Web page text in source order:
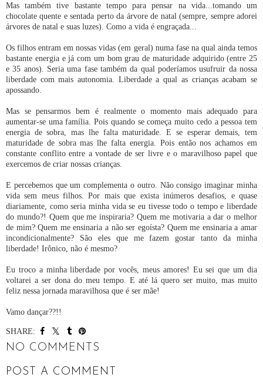
Mas também tive bastante tempo para pensar na vida...tomando um
chocolate quente e sentada perto da árvore de natal (sempre, sempre adorei
árvores de natal e suas luzes). Como a vida é engraçada...
Os filhos entram em nossas vidas (em geral) numa fase na qual ainda temos
bastante energia e já com um bom grau de maturidade adquirido (entre 25
e 35 anos). Seria uma fase também da qual poderíamos usufruir da nossa
liberdade com mais autonomia. Liberdade a qual as crianças acabam se
apossando.
Mas se pensarmos bem é realmente o momento mais adequado para
aumentar-se uma família. Pois quando se começa muito cedo a pessoa tem
energia de sobra, mas lhe falta maturidade. E se esperar demais, tem
maturidade de sobra mas lhe falta energia. Pois então nos achamos em
constante conflito entre a vontade de ser livre e o maravilhoso papel que
exercemos de criar nossas crianças.
E percebemos que um complementa o outro. Não consigo imaginar minha
vida sem meus filhos. Por mais que exista inúmeros desafios, e quase
diariamente, como seria minha vida se eu tivesse todo o tempo e liberdade
do mundo?! Quem que me inspiraria? Quem me motivaria a dar o melhor
de mim? Quem me ensinaria a não ser egoísta? Quem me ensinaria a amar
incondicionalmente? São eles que me fazem gostar tanto da minha
liberdade! Irônico, não é mesmo?
Eu troco a minha liberdade por vocês, meus amores! Eu sei que um dia
voltarei a ser dona do meu tempo. E até lá quero ser muito, mas muito
feliz nessa jornada maravilhosa que é ser mãe!
Vamo dançar??!!
SHARE:
NO COMMENTS
POST A COMMENT